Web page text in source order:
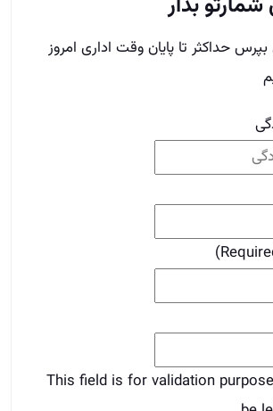
This field is for validation
be
بفرست
اصلی زبان بدن مدیران املاک